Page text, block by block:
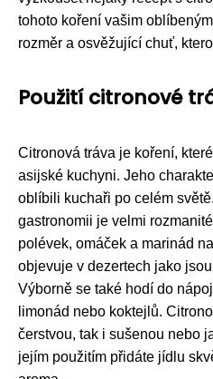
tohoto koření vašim
rozměr a osvěžující chuť,
Použití citronové
Citronová tráva je koření,
asijské kuchyni. Jeho
oblíbili kuchaři po celém
gastronomii je velmi
polévek, omáček a marinád
objevuje v dezertech jako
Výborně se také hodí do
limonád nebo koktejlů.
čerstvou, tak i sušenou nebo
jejím použitím přidáte jídlu